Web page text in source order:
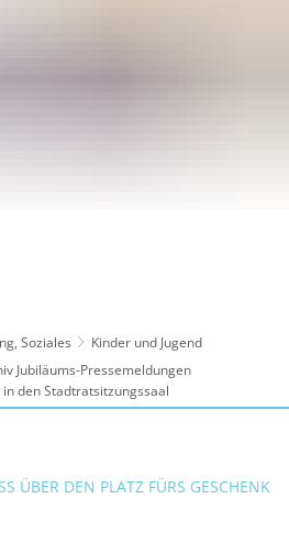
Soziales
Kinder und Jugend
Jubiläums-Pressemeldungen
den Stadtratsitzungssaal
ÜBER DEN PLATZ FÜRS GESCHENK A